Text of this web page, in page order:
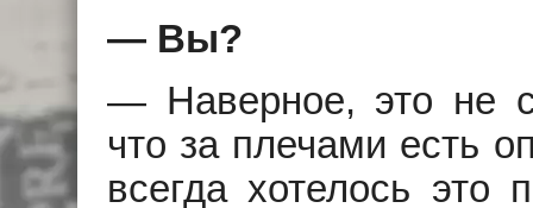
— Вы?
— Наверное, это не
что за плечами есть
всегда хотелось это